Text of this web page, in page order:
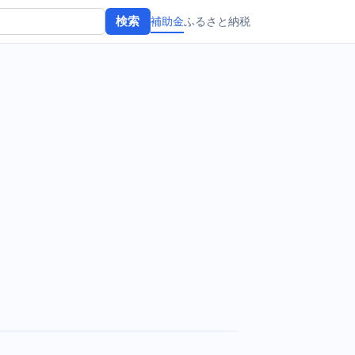
検索 補助金ふるさと納税